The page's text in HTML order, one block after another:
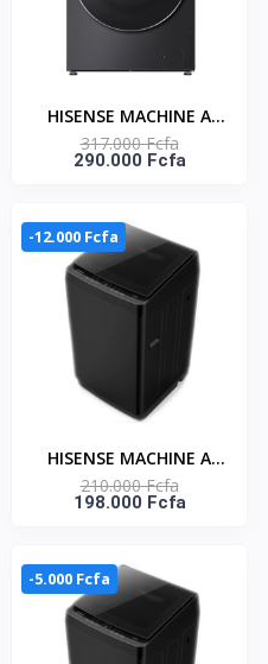
HISENSE MACHINE A
LAVER 12KG FRONT
LOAD PREMIUM BLACK
WF5S1243BB
317.000 Fcfa
290.000 Fcfa
-12.000 Fcfa
HISENSE MACHINE A
LAVER 11KG TOP LOAD
BUBBLE CLEAN -
WT3K1123UB
210.000 Fcfa
198.000 Fcfa
-5.000 Fcfa